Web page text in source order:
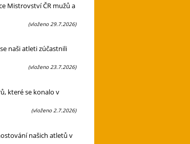
Mistrovství ČR mužů a
(vloženo 29.7.2026)
naši atleti zúčastnili
(vloženo 23.7.2026)
které se konalo v
(vloženo 2.7.2026)
našich atletů v